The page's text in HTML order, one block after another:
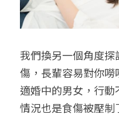
我們換另一個角度
傷，長輩容易對你
適婚中的男女，行
情況也是食傷被壓